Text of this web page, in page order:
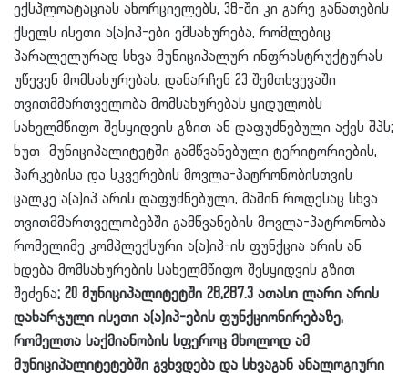
ექსპლოატაციას ახორციელებს, 38-ში კი გარე განათების
ქსელს ისეთი ა(ა)იპ-ები ემსახურება, რომლებიც
პარალელურად სხვა მუნიციპალურ ინფრასტრუქტურას
უწევენ მომსახურებას. დანარჩენ 23 შემთხვევაში
თვითმმართველობა მომსახურებას ყიდულობს
სახელმწიფო შესყიდვის გზით ან დაფუძნებული აქვს შპს;
ხუთ მუნიციპალიტეტში გამწვანებული ტერიტორიების,
პარკებისა და სკვერების მოვლა-პატრონობისთვის
ცალკე ა(ა)იპ არის დაფუძნებული, მაშინ როდესაც სხვა
თვითმმართველობებში გამწვანების მოვლა-პატრონობა
რომელიმე კომპლექსური ა(ა)იპ-ის ფუნქცია არის ან
ხდება მომსახურების სახელმწიფო შესყიდვის გზით
შეძენა; 20 მუნიციპალიტეტში 28,287.3 ათასი ლარი არის
დახარჯული ისეთი ა(ა)იპ-ების ფუნქციონირებაზე,
რომელთა საქმიანობის სფეროც მხოლოდ ამ
მუნიციპალიტეტებში გვხვდება და სხვაგან ანალოგიური